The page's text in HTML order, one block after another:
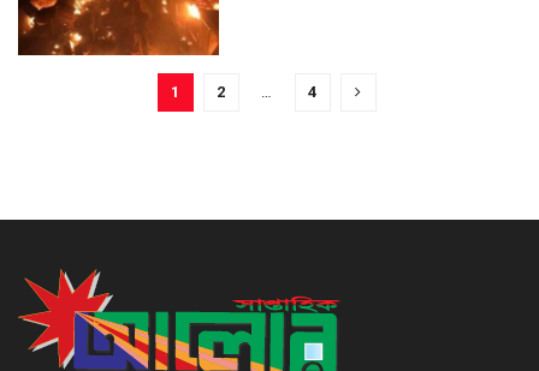
1 2 4